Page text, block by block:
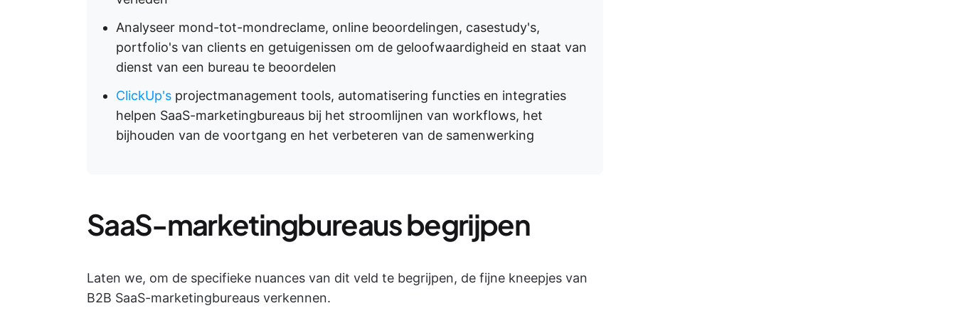
Analyseer mond-tot-mondreclame, online beoordelingen, casestudy's,
portfolio's van clients en getuigenissen om de geloofwaardigheid en staat van
dienst van een bureau te beoordelen
ClickUp's projectmanagement tools, automatisering functies en integraties
helpen SaaS-marketingbureaus bij het stroomlijnen van workflows, het
bijhouden van de voortgang en het verbeteren van de samenwerking
SaaS-marketingbureaus begrijpen
Laten we, om de specifieke nuances van dit veld te begrijpen, de fijne kneepjes van
B2B SaaS-marketingbureaus verkennen.